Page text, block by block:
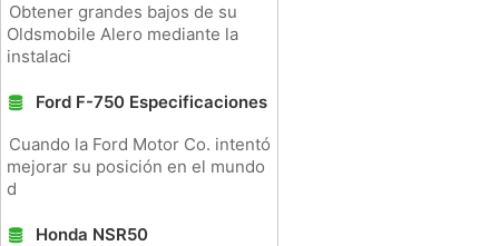
Obtener grandes bajos de su
Oldsmobile Alero mediante la
instalaci
Ford F-750 Especificaciones
Cuando la Ford Motor Co. intentó
mejorar su posición en el mundo
d
Honda NSR50